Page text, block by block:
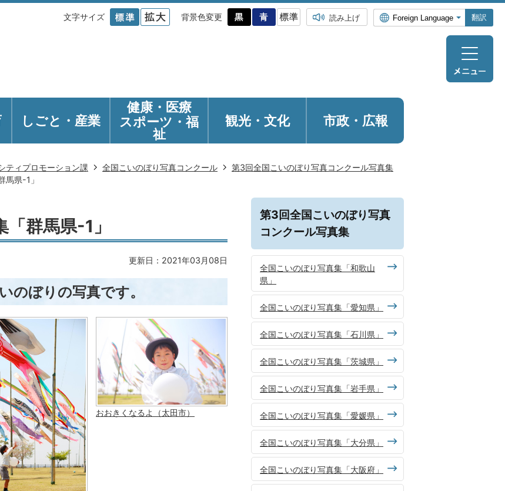
文字サイズ 背景色変更 読み上げ 翻訳
しごと・産業
健康・医療
スポーツ・福
祉
観光・ 文化 市政・広報
ティプロモーション課 全国こいのぼり写真コンクール
第3回全国こいのぼり写真コンクール写真集
馬県-1」
群馬県-1」
更新日：2021年03月08日
のぼりの写真です。
おおきくなるよ（太田市）
第3回全国こいのぼり写真
コンクール写真集
全国こいのぼり写真集「和歌山
県」
全国こいのぼり写真集「愛知県」
全国こいのぼり写真集「石川県」
全国こいのぼり写真集「茨城県」
全国こいのぼり写真集「岩手県」
全国こいのぼり写真集「愛媛県」
全国こいのぼり写真集「大分県」
全国こいのぼり写真集「大阪府」